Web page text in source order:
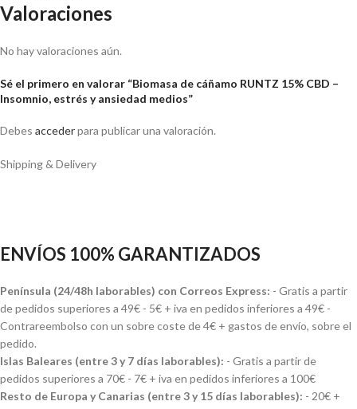
Valoraciones
No hay valoraciones aún.
Sé el primero en valorar “Biomasa de cáñamo RUNTZ 15% CBD –
Insomnio, estrés y ansiedad medios”
Debes accederpara publicar una valoración.
Shipping & Delivery
ENVÍOS 100% GARANTIZADOS
Península (24/48h laborables) con Correos Express: - Gratis a partir
de pedidos superiores a 49€ - 5€ + iva en pedidos inferiores a 49€ -
Contrareembolso con un sobre coste de 4€ + gastos de envío, sobre el
pedido.
Islas Baleares (entre 3 y 7 días laborables): - Gratis a partir de
pedidos superiores a 70€ - 7€ + iva en pedidos inferiores a 100€
Resto de Europa y Canarias (entre 3 y 15 días laborables): - 20€ +